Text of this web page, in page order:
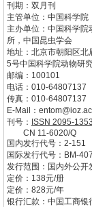
刊期：双月刊
主管单位： 中国科学院
主办单位： 中国科学院
所，中国昆虫学会
地址： 北京市朝阳区北
5号中国科学院动物研
邮编： 100101
电话： 010-64807137
传真： 010-64807137
E-Mail：
刊号： ISSN 2095-1353
CN 11-6020/Q
国内发行代号： 2-151
国际发行代号： BM-407
发行范围：国内外公开
定价： 138元/册
定价： 828元/年
银行汇款：中国工商银